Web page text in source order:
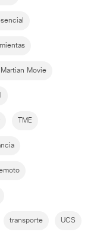
Martian Movie
TME
transporte UCS